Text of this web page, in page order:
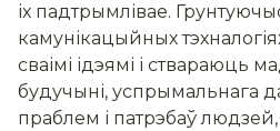
іх падтрымлівае.
камунікацыйных
сваімі ідэямі і ствараюць
будучыні, успрымальнага
праблем і патрэбаў